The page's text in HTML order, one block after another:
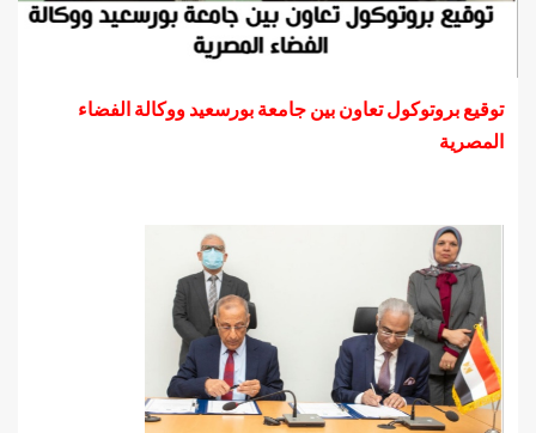
توقيع بروتوكول تعاون بين جامعة بورسعيد ووكالة الفضاء
المصرية